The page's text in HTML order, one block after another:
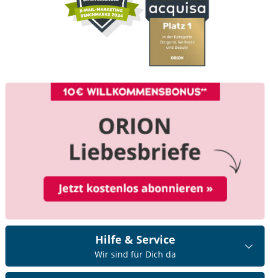
Hilfe & Service
Wir sind für Dich da